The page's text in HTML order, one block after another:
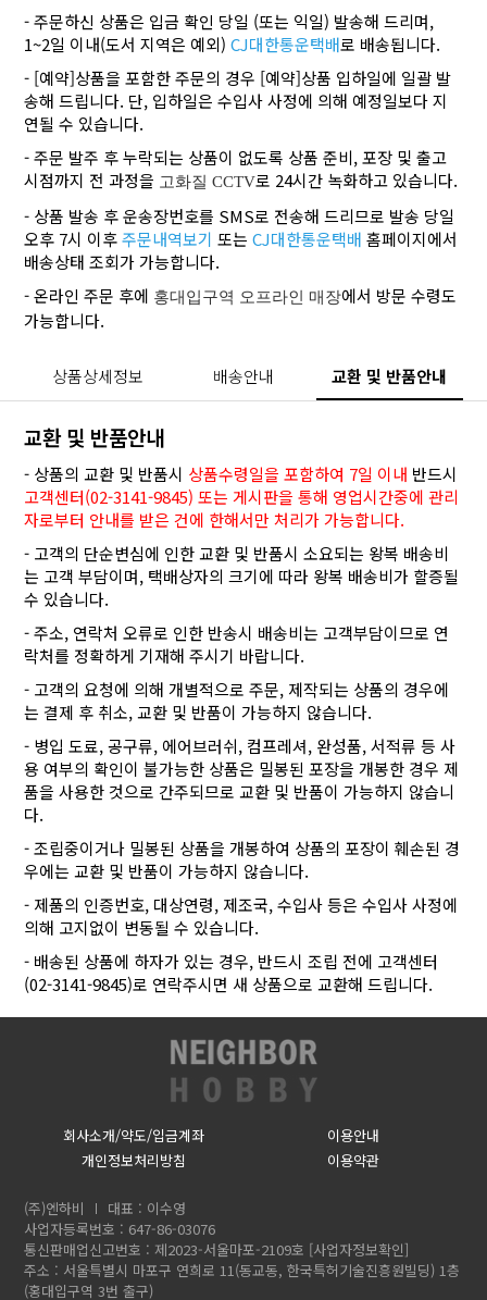
- 주문하신 상품은 입금 확인 당일 (또는 익일) 발송해 드리며,
1~2일 이내(도서 지역은 예외)CJ대한통운택배로 배송됩니다.
- [예약]상품을 포함한 주문의 경우 [예약]상품 입하일에 일괄 발
송해 드립니다. 단, 입하일은 수입사 사정에 의해 예정일보다 지
연될 수 있습니다.
- 주문 발주 후 누락되는 상품이 없도록 상품 준비, 포장 및 출고
시점까지 전 과정을 고화질 CCTV로 24시간 녹화하고 있습니다.
- 상품 발송 후 운송장번호를 SMS로 전송해 드리므로 발송 당일
오후 7시 이후주문내역보기 또는CJ대한통운택배 홈페이지에서
배송상태 조회가 가능합니다.
- 온라인 주문 후에 홍대입구역 오프라인 매장에서 방문 수령도
가능합니다.
상품상세정보 배송안내 교환 및 반품안내
교환 및 반품안내
- 상품의 교환 및 반품시 상품수령일을 포함하여 7일 이내 반드시
고객센터(02-3141-9845) 또는 게시판을 통해 영업시간중에 관리
자로부터 안내를 받은 건에 한해서만 처리가 가능합니다.
- 고객의 단순변심에 인한 교환 및 반품시 소요되는 왕복 배송비
는 고객 부담이며, 택배상자의 크기에 따라 왕복 배송비가 할증될
수 있습니다.
- 주소, 연락처 오류로 인한 반송시 배송비는 고객부담이므로 연
락처를 정확하게 기재해 주시기 바랍니다.
- 고객의 요청에 의해 개별적으로 주문, 제작되는 상품의 경우에
는 결제 후 취소, 교환 및 반품이 가능하지 않습니다.
- 병입 도료, 공구류, 에어브러쉬, 컴프레셔, 완성품, 서적류 등 사
용 여부의 확인이 불가능한 상품은 밀봉된 포장을 개봉한 경우 제
품을 사용한 것으로 간주되므로 교환 및 반품이 가능하지 않습니
다.
- 조립중이거나 밀봉된 상품을 개봉하여 상품의 포장이 훼손된 경
우에는 교환 및 반품이 가능하지 않습니다.
- 제품의 인증번호, 대상연령, 제조국, 수입사 등은 수입사 사정에
의해 고지없이 변동될 수 있습니다.
- 배송된 상품에 하자가 있는 경우, 반드시 조립 전에 고객센터
(02-3141-9845)로 연락주시면 새 상품으로 교환해 드립니다.
회사소개/약도/입금계좌
이용안내
개인정보처리방침
이용약관
(주)엔하비
대표 : 이수영
사업자등록번호 : 647-86-03076
통신판매업신고번호 : 제2023-서울마포-2109호 [사업자정보확인]
주소 : 서울특별시 마포구 연희로 11(동교동, 한국특허기술진흥원빌딩) 1층
(홍대입구역 3번 출구)